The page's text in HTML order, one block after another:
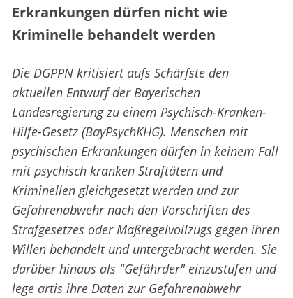
Erkrankungen dürfen nicht wie
Kriminelle behandelt werden
Die DGPPN kritisiert aufs Schärfste den
aktuellen Entwurf der Bayerischen
Landesregierung zu einem Psychisch-Kranken-
Hilfe-Gesetz (BayPsychKHG). Menschen mit
psychischen Erkrankungen dürfen in keinem Fall
mit psychisch kranken Straftätern und
Kriminellen gleichgesetzt werden und zur
Gefahrenabwehr nach den Vorschriften des
Strafgesetzes oder Maßregelvollzugs gegen ihren
Willen behandelt und untergebracht werden. Sie
darüber hinaus als "Gefährder" einzustufen und
lege artis ihre Daten zur Gefahrenabwehr